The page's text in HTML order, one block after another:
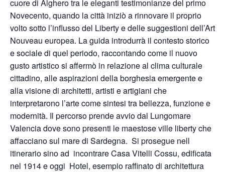
cuore di Alghero tra le eleganti testimonianze del primo
Novecento, quando la città iniziò a rinnovare il proprio
volto sotto l’influsso del Liberty e delle suggestioni dell’Art
Nouveau europea. La guida introdurrà il contesto storico
e sociale di quel periodo, raccontando come il nuovo
gusto artistico si affermò in relazione al clima culturale
cittadino, alle aspirazioni della borghesia emergente e
alla visione di architetti, artisti e artigiani che
interpretarono l’arte come sintesi tra bellezza, funzione e
modernità. Il percorso prende avvio dal Lungomare
Valencia dove sono presenti le maestose ville liberty che
affacciano sul mare di Sardegna. Si prosegue nell
itinerario sino ad incontrare Casa Vitelli Cossu, edificata
nel 1914 e oggi Hotel, esempio raffinato di architettura